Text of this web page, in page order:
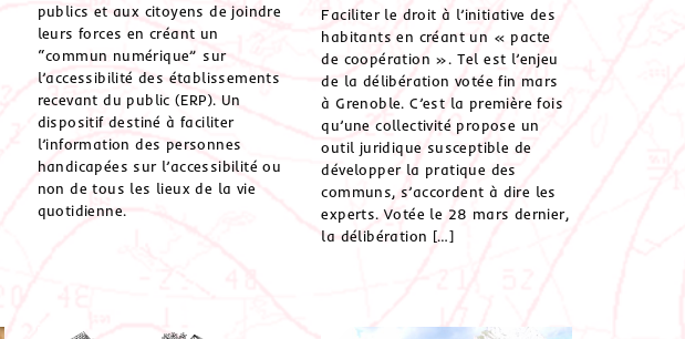
publics et aux citoyens de joindre
leurs forces en créant un
“commun numérique” sur
l’accessibilité des établissements
recevant du public (ERP). Un
dispositif destiné à faciliter
l’information des personnes
handicapées sur l’accessibilité ou
non de tous les lieux de la vie
quotidienne.
Faciliter le droit à l’initiative des
habitants en créant un « pacte
de coopération ». Tel est l’enjeu
de la délibération votée fin mars
à Grenoble. C’est la première fois
qu’une collectivité propose un
outil juridique susceptible de
développer la pratique des
communs, s’accordent à dire les
experts. Votée le 28 mars dernier,
la délibération […]